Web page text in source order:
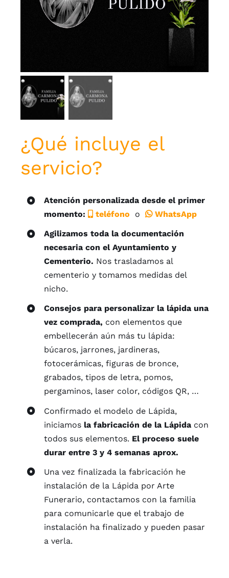
¿Qué incluye el
servicio?
Atención personalizada desde el primer
momento:
teléfono o WhatsApp
Agilizamos toda la documentación
necesaria con el Ayuntamiento y
Cementerio. Nos trasladamos al
cementerio y tomamos medidas del
nicho.
Consejos para personalizar la lápida una
vez comprada, con elementos que
embellecerán aún más tu lápida:
búcaros, jarrones, jardineras,
fotocerámicas, figuras de bronce,
grabados, tipos de letra, pomos,
pergaminos, laser color, códigos QR, …
Confirmado el modelo de Lápida,
iniciamos la fabricación de la Lápidacon
todos sus elementos. El proceso suele
durar entre 3 y 4 semanas aprox.
Una vez finalizada la fabricación he
instalación de la Lápida por Arte
Funerario, contactamos con la familia
para comunicarle que el trabajo de
instalación ha finalizado y pueden pasar
a verla.